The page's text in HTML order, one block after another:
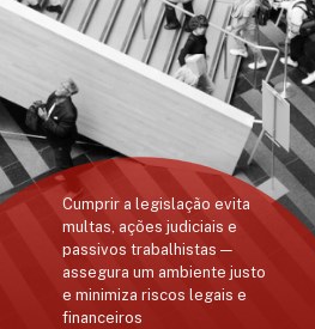
Cumprir a legislação evita
multas, ações judiciais e
passivos trabalhistas —
assegura um ambiente justo
e minimiza riscos legais e
financeiros